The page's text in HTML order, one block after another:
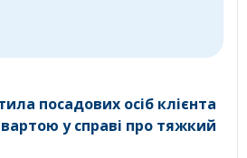
посадових осіб клієнта
у справі про тяжкий